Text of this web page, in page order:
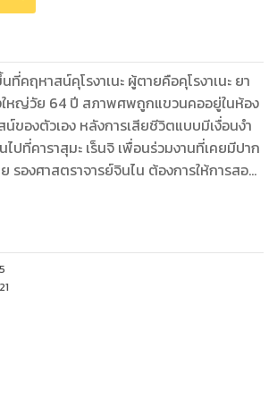
คฤหาสน์คุโรงาเนะ ผู้ตายคือคุโรงาเนะ ยา
ใหญ่วัย 64 ปี สภาพศพถูกแขวนคออยู่ในห้อง
ของตัวเอง หลังการเสียชีวิตแบบมีเงื่อนงำ
ไปที่คาราสุมะ เร็นจิ เพื่อนร่วมงานที่เคยมีปาก
รองศาสตราจารย์จินไน ต้องการให้การสอบ
บรื่น จึงขอให้โทมะที่รู้จักกันดีกับเร็นจิ เข้า
บถูกลูกศรปริศนาพุ่งมาเสียบจนถึงแก่ความ
เนะ ได้เวลาพิสูจน์หาตัวคนร้ายที่แท้จริงกัน